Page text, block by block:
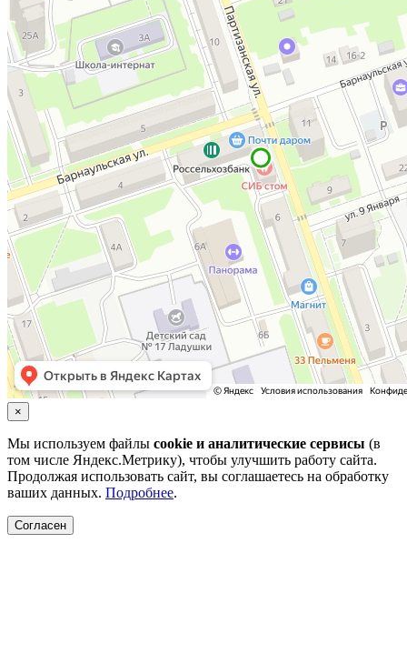
×
Мы используем файлы cookie и аналитические сервисы (в
том числе Яндекс.Метрику), чтобы улучшить работу сайта.
Продолжая использовать сайт, вы соглашаетесь на обработку
ваших данных. Подробнее.
Согласен